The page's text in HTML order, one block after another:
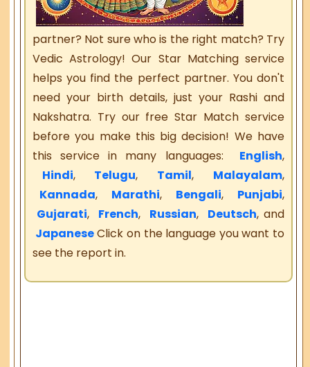
partner? Not sure who is the right match? Try
Vedic Astrology! Our Star Matching service
helps you find the perfect partner. You don't
need your birth details, just your Rashi and
Nakshatra. Try our free Star Match service
before you make this big decision! We have
this service in many languages:
English,
Hindi, Telugu, Tamil, Malayalam,
Kannada, Marathi, Bengali, Punjabi,
Gujarati, French, Russian, Deutsch, and
JapaneseClick on the language you want to
see the report in.